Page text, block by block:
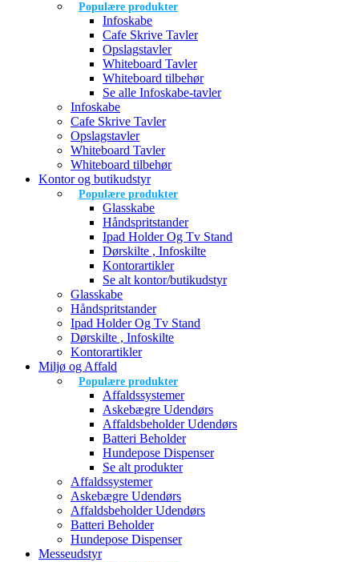
Populære produkter
Infoskabe
Cafe Skrive Tavler
Opslagstavler
Whiteboard Tavler
Whiteboard tilbehør
Se alle Infoskabe-tavler
Infoskabe
Cafe Skrive Tavler
Opslagstavler
Whiteboard Tavler
Whiteboard tilbehør
Kontor og butikudstyr
Populære produkter
Glasskabe
Håndspritstander
Ipad Holder Og Tv Stand
Dørskilte , Infoskilte
Kontorartikler
Se alt kontor/butikudstyr
Glasskabe
Håndspritstander
Ipad Holder Og Tv Stand
Dørskilte , Infoskilte
Kontorartikler
Miljø og Affald
Populære produkter
Affaldssystemer
Askebægre Udendørs
Affaldsbeholder Udendørs
Batteri Beholder
Hundepose Dispenser
Se alt produkter
Affaldssystemer
Askebægre Udendørs
Affaldsbeholder Udendørs
Batteri Beholder
Hundepose Dispenser
Messeudstyr